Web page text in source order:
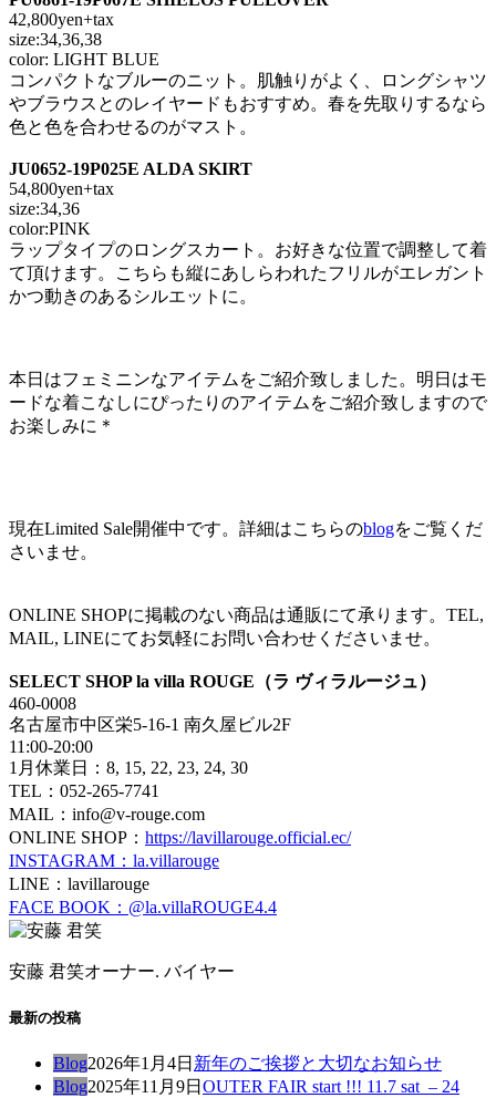
42,800yen+tax
size:34,36,38
color: LIGHT BLUE
コンパクトなブルーのニット。肌触りがよく、ロングシャツ
やブラウスとのレイヤードもおすすめ。春を先取りするなら
色と色を合わせるのがマスト。
JU0652-19P025E ALDA SKIRT
54,800yen+tax
size:34,36
color:PINK
ラップタイプのロングスカート。お好きな位置で調整して着
て頂けます。こちらも縦にあしらわれたフリルがエレガント
かつ動きのあるシルエットに。
本日はフェミニンなアイテムをご紹介致しました。明日はモ
ードな着こなしにぴったりのアイテムをご紹介致しますので
お楽しみに＊
現在Limited Sale開催中です。詳細はこちらのblogをご覧くだ
さいませ。
ONLINE SHOPに掲載のない商品は通販にて承ります。TEL,
MAIL, LINEにてお気軽にお問い合わせくださいませ。
SELECT SHOP la villa ROUGE（ラ ヴィラルージュ）
460-0008
名古屋市中区栄5-16-1 南久屋ビル2F
11:00-20:00
1月休業日：8, 15, 22, 23, 24, 30
TEL：052-265-7741
MAIL：info@v-rouge.com
ONLINE SHOP： https://lavillarouge.official.ec/
INSTAGRAM：la.villarouge
LINE：lavillarouge
FACE BOOK：@la.villaROUGE4.4
安藤 君笑オーナー. バイヤー
最新の投稿
Blog2026年1月4日 新年のご挨拶と大切なお知らせ
Blog2025年11月9日 OUTER FAIR start !!! 11.7 sat – 24